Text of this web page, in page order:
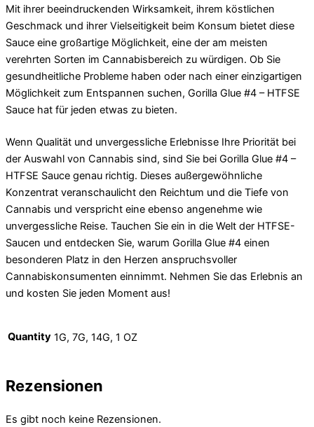
Mit ihrer beeindruckenden Wirksamkeit, ihrem köstlichen
Geschmack und ihrer Vielseitigkeit beim Konsum bietet diese
Sauce eine großartige Möglichkeit, eine der am meisten
verehrten Sorten im Cannabisbereich zu würdigen. Ob Sie
gesundheitliche Probleme haben oder nach einer einzigartigen
Möglichkeit zum Entspannen suchen, Gorilla Glue #4 – HTFSE
Sauce hat für jeden etwas zu bieten.
Wenn Qualität und unvergessliche Erlebnisse Ihre Priorität bei
der Auswahl von Cannabis sind, sind Sie bei Gorilla Glue #4 –
HTFSE Sauce genau richtig. Dieses außergewöhnliche
Konzentrat veranschaulicht den Reichtum und die Tiefe von
Cannabis und verspricht eine ebenso angenehme wie
unvergessliche Reise. Tauchen Sie ein in die Welt der HTFSE-
Saucen und entdecken Sie, warum Gorilla Glue #4 einen
besonderen Platz in den Herzen anspruchsvoller
Cannabiskonsumenten einnimmt. Nehmen Sie das Erlebnis an
und kosten Sie jeden Moment aus!
Quantity 1G, 7G, 14G, 1 OZ
Rezensionen
Es gibt noch keine Rezensionen.